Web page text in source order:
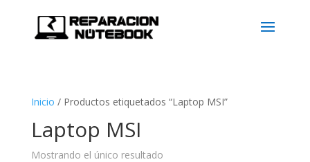
Inicio / Productos etiquetados “Laptop MSI”
Laptop MSI
Mostrando el único resultado